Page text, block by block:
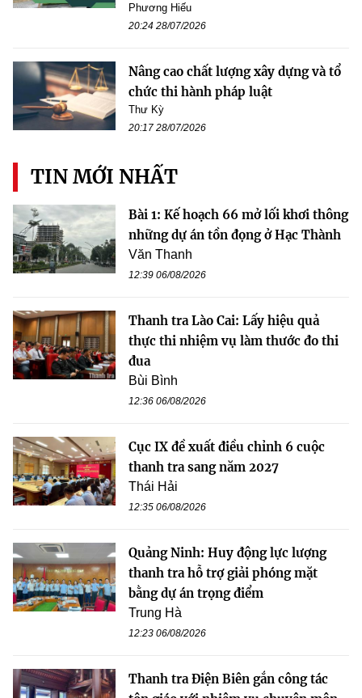
Phương Hiếu
20:24 28/07/2026
Nâng cao chất lượng xây dựng và tổ
chức thi hành pháp luật
Thư Kỳ
20:17 28/07/2026
TIN MỚI NHẤT
Bài 1: Kế hoạch 66 mở lối khơi thông
những dự án tồn đọng ở Hạc Thành
Văn Thanh
12:39 06/08/2026
Thanh tra Lào Cai: Lấy hiệu quả
thực thi nhiệm vụ làm thước đo thi
đua
Bùi Bình
12:36 06/08/2026
Cục IX đề xuất điều chỉnh 6 cuộc
thanh tra sang năm 2027
Thái Hải
12:35 06/08/2026
Quảng Ninh: Huy động lực lượng
thanh tra hỗ trợ giải phóng mặt
bằng dự án trọng điểm
Trung Hà
12:23 06/08/2026
Thanh tra Điện Biên gắn công tác